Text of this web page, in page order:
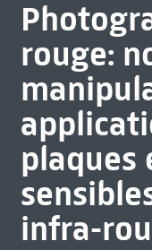
rouge:
plaques
infra-